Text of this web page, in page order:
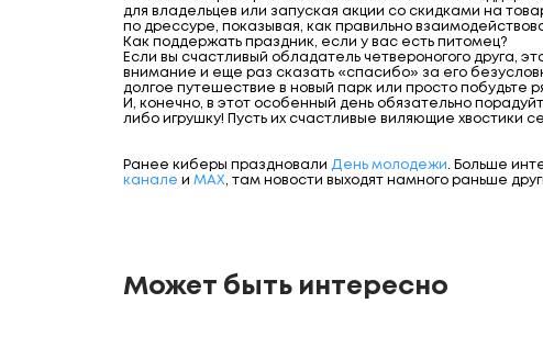
для владельцев или запуская акции со скидками на
по дрессуре, показывая, как правильно
Как поддержать праздник, если у вас есть питомец?
Если вы счастливый обладатель четвероногого друга,
внимание и еще раз сказать «спасибо» за его
долгое путешествие в новый парк или просто побудьте
И, конечно, в этот особенный день обязательно
либо игрушку! Пусть их счастливые виляющие хвостики
Ранее киберы праздновали День молодежи. Больше
канале и МАХ, там новости выходят намного раньше
Может быть интересно